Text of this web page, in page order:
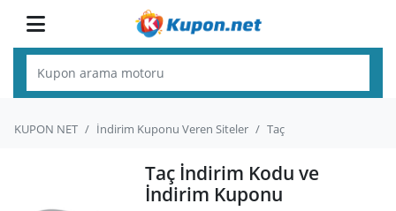
KUPON NET İndirim Kuponu Veren Siteler Taç
Taç İndirim Kodu ve
İndirim Kuponu